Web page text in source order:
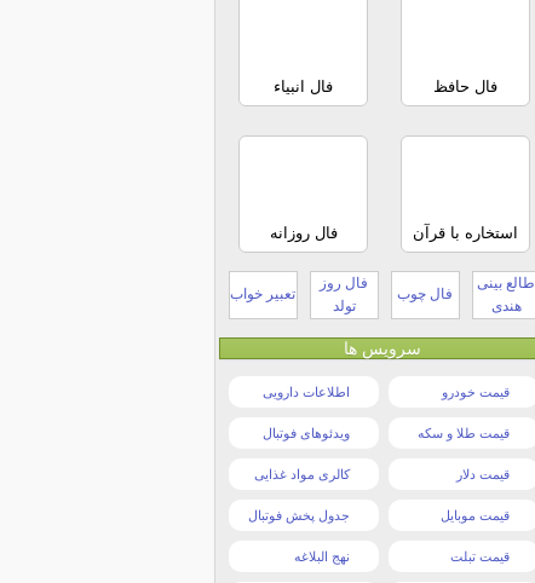
فال حافظ فال انبیاء
استخاره با قرآن فال روزانه
طالع بینی
هندی
فال چوب
فال روز
تولد
تعبیر خواب
سرویس ها
قیمت خودرو اطلاعات دارویی
قیمت طلا و سکه ویدئوهای فوتبال
قیمت دلار کالری مواد غذایی
قیمت موبایل جدول پخش فوتبال
قیمت تبلت نهج البلاغه